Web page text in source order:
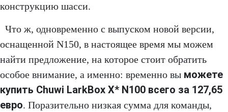
конструкцию шасси.
Что ж, одновременно с выпуском новой версии,
оснащенной N150, в настоящее время мы можем
найти предложение, на которое стоит обратить
особое внимание, а именно: временно вы можете
купить Chuwi LarkBox X* N100 всего за 127,65
евро. Поразительно низкая сумма для команды,